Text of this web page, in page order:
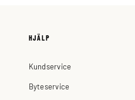
HJÄLP
Kundservice
Byteservice